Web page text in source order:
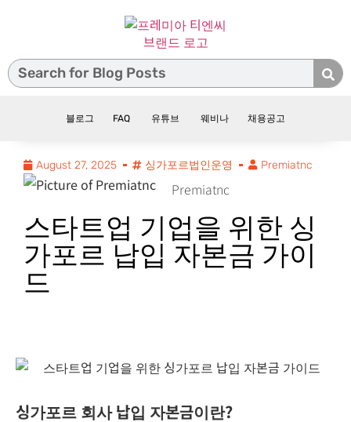
블로그 FAQ 유튜브 웨비나 채용공고
August 27, 2025 싱가포르법인운영 Premiatnc
Premiatnc
스타트업 기업을 위한 싱
가포르 납입 자본금 가이
드
싱가포르 회사 납입 자본금이란?